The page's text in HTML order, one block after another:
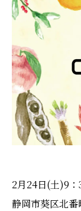
2月24日(土)9：
静岡市葵区北